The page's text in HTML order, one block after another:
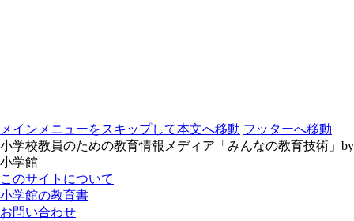
メインメニューをスキップして本文へ移動 フッターへ移動
小学校教員のための教育情報メディア「みんなの教育技術」by
小学館
このサイトについて
小学館の教育書
お問い合わせ